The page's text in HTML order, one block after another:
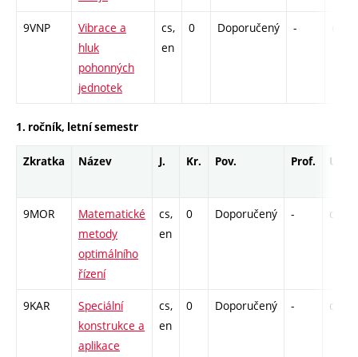
9VNP
Vibrace a
hluk
pohonných
jednotek
cs,
en
0 Doporučený -
1. ročník, letní semestr
Zkratka Název J. Kr. Pov. Prof. Uk.
9MOR
Matematické
metody
optimálního
řízení
cs,
en
0 Doporučený - drzk
9KAR
Speciální
konstrukce a
aplikace
cs,
en
0 Doporučený - drzk